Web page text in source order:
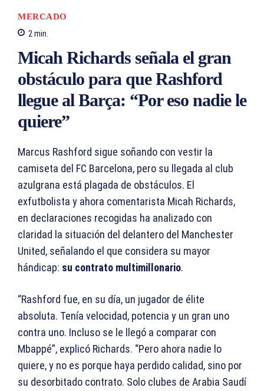
MERCADO
2 min.
Micah Richards señala el gran
obstáculo para que Rashford
llegue al Barça: “Por eso nadie le
quiere”
Marcus Rashford sigue soñando con vestir la
camiseta del FC Barcelona, pero su llegada al club
azulgrana está plagada de obstáculos. El
exfutbolista y ahora comentarista Micah Richards,
en declaraciones recogidas ha analizado con
claridad la situación del delantero del Manchester
United, señalando el que considera su mayor
hándicap: su contrato multimillonario.
“Rashford fue, en su día, un jugador de élite
absoluta. Tenía velocidad, potencia y un gran uno
contra uno. Incluso se le llegó a comparar con
Mbappé”, explicó Richards. “Pero ahora nadie lo
quiere, y no es porque haya perdido calidad, sino por
su desorbitado contrato. Solo clubes de Arabia Saudí